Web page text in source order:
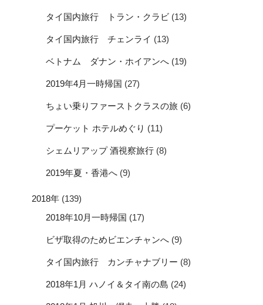
タイ国内旅行 トラン・クラビ (13)
タイ国内旅行 チェンライ (13)
ベトナム ダナン・ホイアンへ (19)
2019年4月一時帰国 (27)
ちょい乗りファーストクラスの旅 (6)
プーケット ホテルめぐり (11)
シェムリアップ 酒視察旅行 (8)
2019年夏・香港へ (9)
2018年 (139)
2018年10月一時帰国 (17)
ビザ取得のためビエンチャンへ (9)
タイ国内旅行 カンチャナブリー (8)
2018年1月 ハノイ＆タイ南の島 (24)